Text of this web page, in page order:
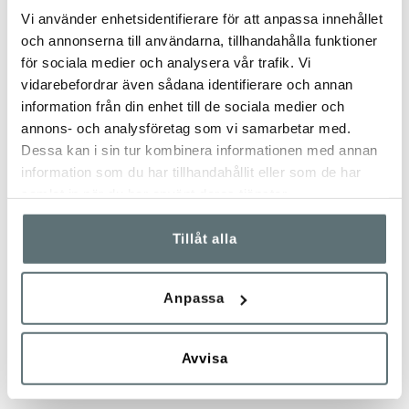
Vi använder enhetsidentifierare för att anpassa innehållet
och annonserna till användarna, tillhandahålla funktioner
för sociala medier och analysera vår trafik. Vi
vidarebefordrar även sådana identifierare och annan
information från din enhet till de sociala medier och
annons- och analysföretag som vi samarbetar med.
Dessa kan i sin tur kombinera informationen med annan
information som du har tillhandahållit eller som de har
Tillåt alla
Anpassa
Avvisa
MEINDL COMFORT FIT – KÄNGOR FÖR
BREDA FÖTTER
Har du svårt att hitta bekväma och funktionella kängor som
verkligen passar? Meindl Comfort Fit är särskilt utvecklad för
dig med breda fötter, Hallux Valgus, ömmande knölar eller
behov av ortopediska inlägg.Meindl Guffert GTXär ett
lysande exempel på en känga som erbjuder extra mycket
rymd över främre delen av foten. Kängorna i Comfort Fit-
kring hälen – en optimal kombination av komfort, stöd och